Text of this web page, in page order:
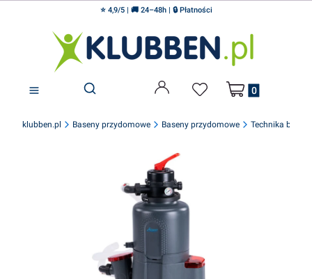
⭐ 4,9/5 | 🚚 24–48h | 🔒 Płatności
Otwórz wyszukiwarkę
Produkty w
klubben.pl Baseny przydomowe Baseny przydomowe Technika